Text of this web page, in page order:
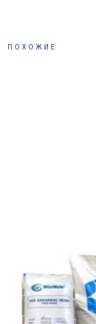
ПОХОЖИЕ